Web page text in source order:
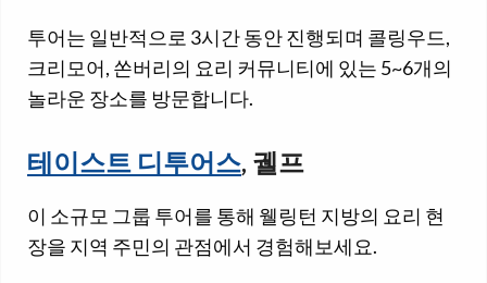
투어는 일반적으로 3시간 동안 진행되며 콜링우드,
크리모어, 쏜버리의 요리 커뮤니티에 있는 5~6개의
놀라운 장소를 방문합니다.
테이스트 디투어스, 궬프
이 소규모 그룹 투어를 통해 웰링턴 지방의 요리 현
장을 지역 주민의 관점에서 경험해보세요.